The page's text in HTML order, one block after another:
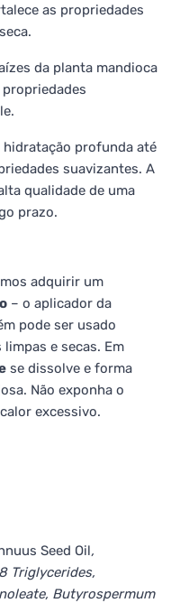
as propriedades
da planta mandioca
profunda até
suavizantes. A
qualidade de uma
prazo.
adquirir um
– o aplicador da
pode ser usado
e secas. Em
se dissolve e forma
Não exponha o
excessivo.
Seed Oil,
Triglycerides,
Butyrospermum